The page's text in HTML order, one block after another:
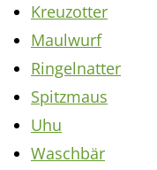
Kreuzotter
Maulwurf
Ringelnatter
Spitzmaus
Uhu
Waschbär